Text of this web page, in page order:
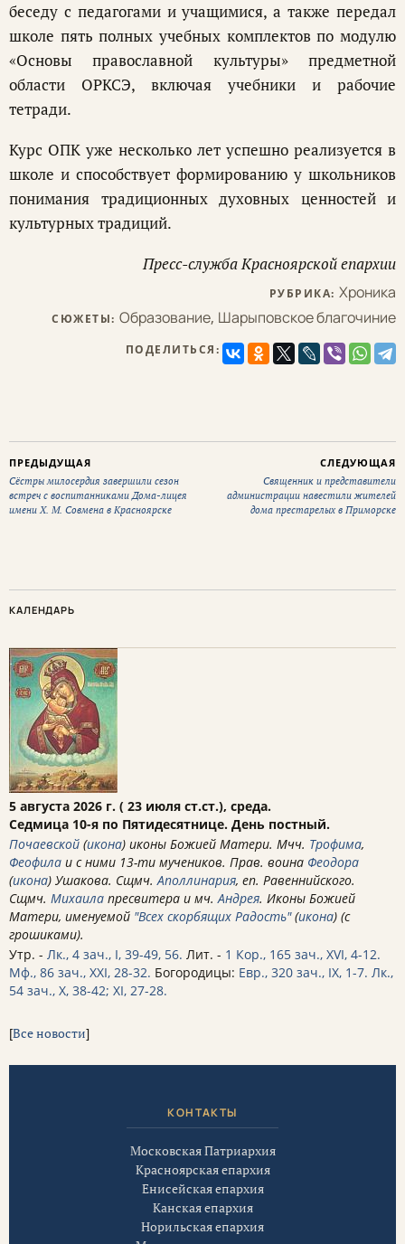
беседу с педагогами и учащимися, а также передал
школе пять полных учебных комплектов по модулю
«Основы православной культуры» предметной
области ОРКСЭ, включая учебники и рабочие
тетради.
Курс ОПК уже несколько лет успешно реализуется в
школе и способствует формированию у школьников
понимания традиционных духовных ценностей и
культурных традиций.
Пресс-служба Красноярской епархии
РУБРИКА: Хроника
СЮЖЕТЫ: Образование, Шарыповское благочиние
ПОДЕЛИТЬСЯ:
ПРЕДЫДУЩАЯ
Сёстры милосердия завершили сезон
встреч с воспитанниками Дома-лицея
имени Х. М. Совмена в Красноярске
СЛЕДУЮЩАЯ
Священник и представители
администрации навестили жителей
дома престарелых в Приморске
КАЛЕНДАРЬ
5 августа 2026 г. ( 23 июля ст.ст.), среда.
Седмица 10-я по Пятидесятнице. День постный.
Почаевской (икона) иконы Божией Матери. Мчч. Трофима,
Феофила и с ними 13-ти мучеников. Прав. воина Феодора
(икона) Ушакова. Сщмч.Аполлинария, еп. Равеннийского.
Сщмч. Михаила пресвитера и мч.Андрея. Иконы Божией
Матери, именуемой "Всех скорбящих Радость"(икона) (с
грошиками).
Утр. - Лк., 4 зач., I, 39-49, 56. Лит. - 1 Кор., 165 зач., XVI, 4-12.
Мф., 86 зач., XXI, 28-32. Богородицы: Евр., 320 зач., IX, 1-7. Лк.,
54 зач., X, 38-42; XI, 27-28.
[Все новости]
КОНТАКТЫ
Московская Патриархия
Красноярская епархия
Енисейская епархия
Канская епархия
Норильская епархия